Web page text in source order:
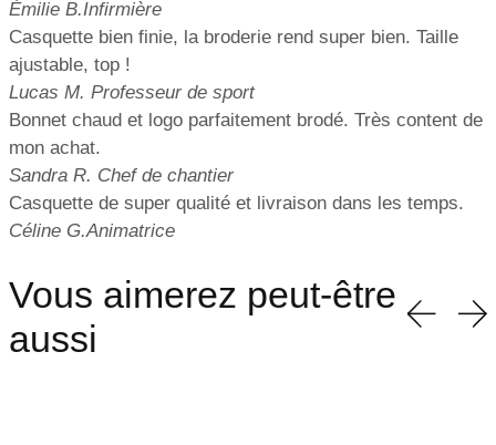
Émilie B.Infirmière
Casquette bien finie, la broderie rend super bien. Taille
ajustable, top !
Lucas M. Professeur de sport
Bonnet chaud et logo parfaitement brodé. Très content de
mon achat.
Sandra R. Chef de chantier
Casquette de super qualité et livraison dans les temps.
Céline G.Animatrice
Vous aimerez peut-être
aussi